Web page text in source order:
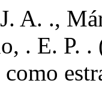
A. .,
. E. P.